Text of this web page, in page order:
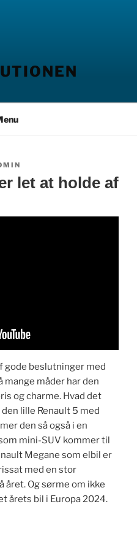
let at holde af
gode beslutninger med
mange måder har den
og charme. Hvad det
lille Renault 5 med
den så også i en
mini-SUV kommer til
Megane som elbil er
med en stor
Og sørme om ikke
årets bil i Europa 2024.